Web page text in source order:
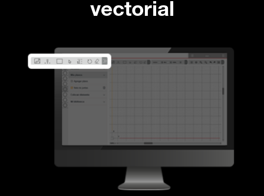
vectorial